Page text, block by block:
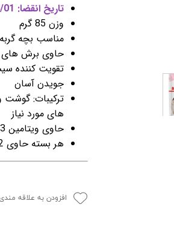
تاریخ انقضا: 2026/01
وزن 85 گرم
مناسب بچه گربه های 2 تا
حاوی برش های
تقویت کننده
جویدن آسان
ترکیبات: گوشت
های مورد نیاز
حاوی ویتامین D3، آهن، ید و روی
هر بسته حاوی 12 درصد پروتئین
افزودن به علاقه